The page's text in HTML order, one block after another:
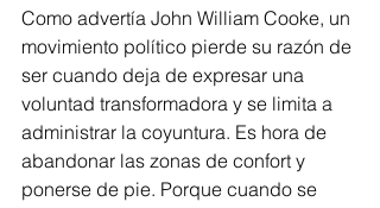
Como advertía John William Cooke, un
movimiento político pierde su razón de
ser cuando deja de expresar una
voluntad transformadora y se limita a
administrar la coyuntura. Es hora de
abandonar las zonas de confort y
ponerse de pie. Porque cuando se